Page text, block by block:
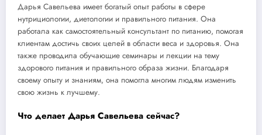
Дарья Савельева имеет богатый опыт работы в сфере
нутрициологии, диетологии и правильного питания. Она
работала как самостоятельный консультант по питанию, помогая
клиентам достичь своих целей в области веса и здоровья. Она
также проводила обучающие семинары и лекции на тему
здорового питания и правильного образа жизни. Благодаря
своему опыту и знаниям, она помогла многим людям изменить
свою жизнь к лучшему.
Что делает Дарья Савельева сейчас?